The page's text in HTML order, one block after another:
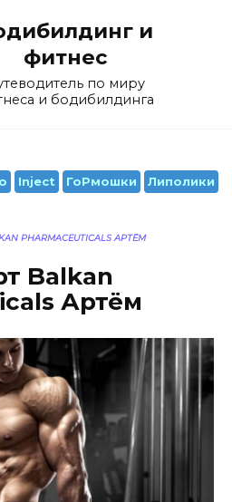
и
фитнес
по миру
и бодибилдинга
Inject ГоРмошки Липолики
PHARMACEUTICALS АРТЁМ
Balkan
Артём